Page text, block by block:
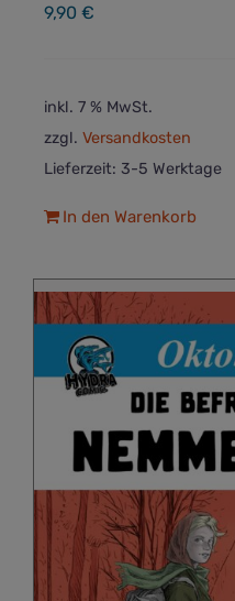
9,90 €
inkl. 7 % MwSt.
zzgl. Versandkosten
Lieferzeit: 3-5 Werktage
In den Warenkorb